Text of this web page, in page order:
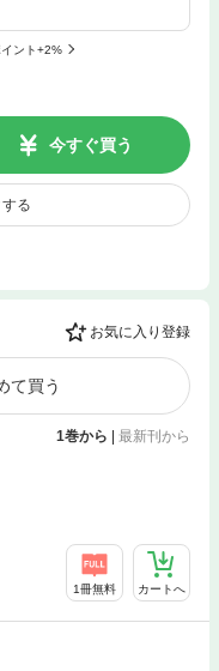
ント+2%
今すぐ買う
る
お気に入り登録
て買う
1巻から 最新刊から
1冊無料 カートへ